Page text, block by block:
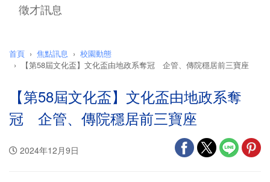
徵才訊息
首頁 焦點訊息
校園動態
【第58屆文化盃】文化盃由地政系奪冠 企管、傳院穩居前三寶座
【第58屆文化盃】文化盃由地政系奪
冠 企管、傳院穩居前三寶座
2024年12月9日